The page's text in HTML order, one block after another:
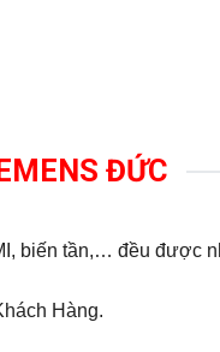
ĐỨC
biến tần,… đều được
Hàng.